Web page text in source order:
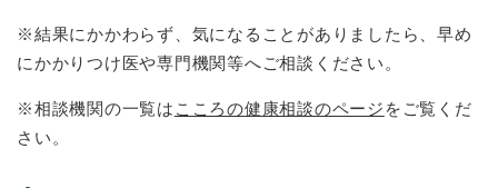
※結果にかかわらず、気になることがありましたら、早め
にかかりつけ医や専門機関等へご相談ください。
※相談機関の一覧は こころの健康相談のページ をご覧くだ
さい。